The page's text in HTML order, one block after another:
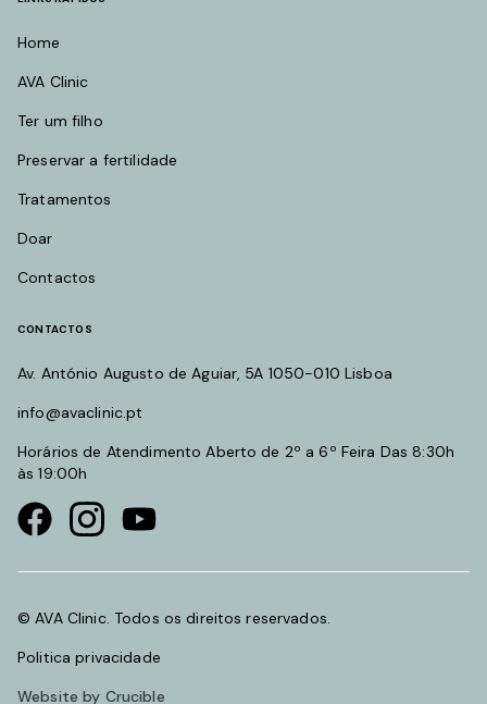
Home
AVA Clinic
Ter um filho
Preservar a fertilidade
Tratamentos
Doar
Contactos
CONTACTOS
Av. António Augusto de Aguiar, 5A 1050-010 Lisboa
info@avaclinic.pt
Horários de Atendimento Aberto de 2º a 6º Feira Das 8:30h
às 19:00h
Visit our Facebook page
Visit our instagram page
Visit our youtube page
© AVA Clinic. Todos os direitos reservados.
Politica privacidade
Website by Crucible